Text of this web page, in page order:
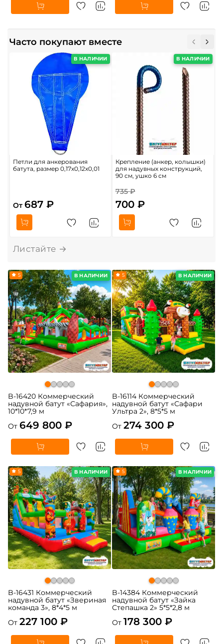
Часто покупают вместе
В НАЛИЧИИ
Петли для анкерования
батута, размер 0,17x0,12x0,01
От 687 ₽
В НАЛИЧИИ
Крепление (анкер, колышки)
для надувных конструкций,
90 см, ушко 6 см
735 ₽
700 ₽
В НАЛИЧИИ
5
B-16420 Коммерческий
надувной батут «Сафария»,
10*10*7,9 м
От 649 800 ₽
В НАЛИЧИИ
5
B-16114 Коммерческий
надувной батут «Сафари
Ультра 2», 8*5*5 м
От 274 300 ₽
В НАЛИЧИИ
5
B-16431 Коммерческий
надувной батут «Звериная
команда 3», 8*4*5 м
От 227 100 ₽
В НАЛИЧИИ
5
B-14384 Коммерческий
надувной батут «Зайка
Степашка 2» 5*5*2,8 м
От 178 300 ₽